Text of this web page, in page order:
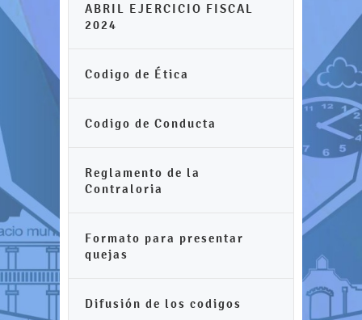
ABRIL EJERCICIO FISCAL
2024
Codigo de Ética
Codigo de Conducta
Reglamento de la
Contraloria
Formato para presentar
quejas
Difusión de los codigos